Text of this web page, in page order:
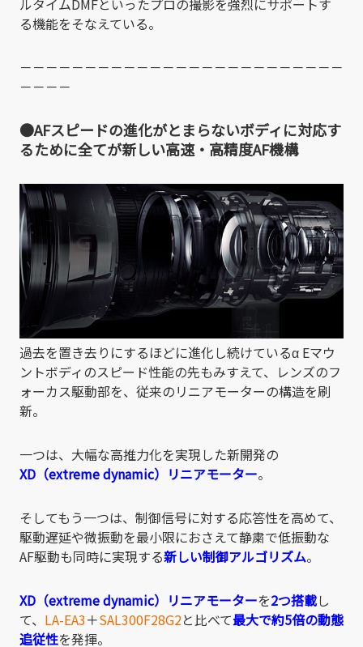
ルタイムDMFといったプロの撮影を強烈にサポートす
る機能をそなえている。
－－－－－－－－－－－－－－－－－－－－－－－－－
－－－－
●AFスピードの進化がとまらないボディに対応す
るために全てが新しい高速・高精度AF機構
過去を置き去りにするほどに進化し続けているα Eマウ
ントボディのスピード性能の先もみすえて、レンズのフ
ォーカス駆動部を、従来のリニアモーターの構造を刷
新。
一つは、大幅な高推力化を実現した新開発の
XD（extreme dynamic）リニアモーター。
そしてもう一つは、制御信号に対する応答性を高めて、
駆動遅延や微振動を最小限におさえて静粛で低振動な
AF駆動も同時に実現する新しい制御アルゴリズム。
XD（extreme dynamic）リニアモーターを2つ搭載し
て、 LA-EA3＋SAL300F28G2と比べて最大で約5倍の動態
追従性を発揮。